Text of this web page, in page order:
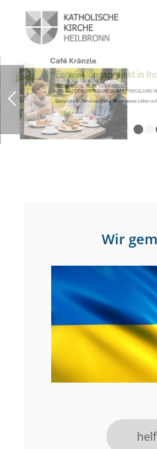
ERFAHREN SIE
Wir